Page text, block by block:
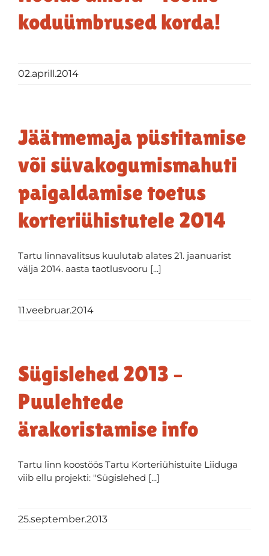
koduümbrused korda!
02.aprill.2014
Jäätmemaja püstitamise
või süvakogumismahuti
paigaldamise toetus
korteriühistutele 2014
Tartu linnavalitsus kuulutab alates 21. jaanuarist
välja 2014. aasta taotlusvooru [...]
11.veebruar.2014
Sügislehed 2013 –
Puulehtede
ärakoristamise info
Tartu linn koostöös Tartu Korteriühistuite Liiduga
viib ellu projekti: "Sügislehed [...]
25.september.2013